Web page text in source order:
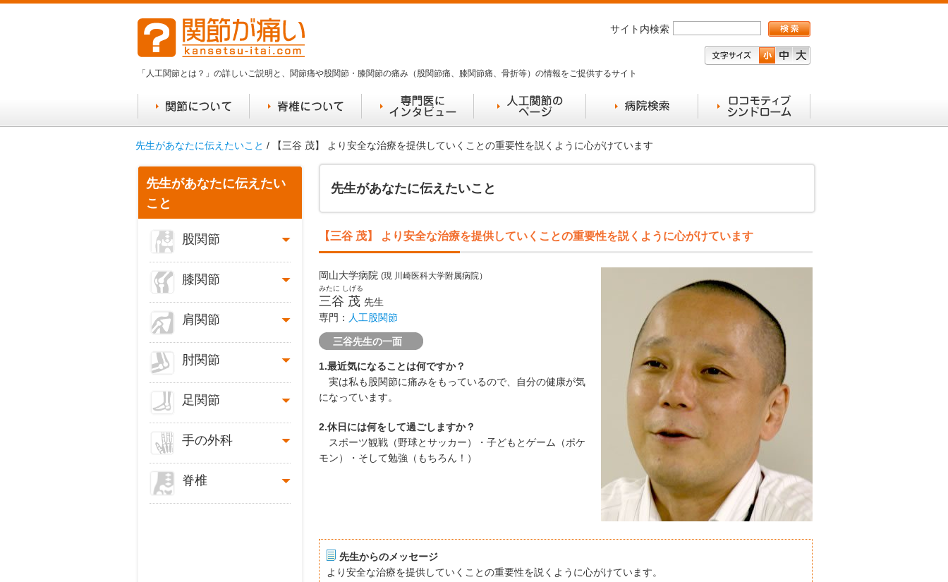
「人工関節とは？」の詳しいご説明と、関節痛や股関節・膝関節の痛み（股関節痛、膝関節痛、骨折等）の情報をご提供するサイト
サイト内検索
先生があなたに伝えたいこと / 【三谷 茂】 より安全な治療を提供していくことの重要性を説くように心がけています
先生があなたに伝えたいこと
【三谷 茂】 より安全な治療を提供していくことの重要性を説くように心がけています
岡山大学病院 (現 川崎医科大学附属病院）
みたに しげる
三谷 茂 先生
専門： 人工股関節
三谷先生の一面
1.最近気になることは何ですか？
実は私も股関節に痛みをもっているので、自分の健康が気
になっています。
2.休日には何をして過ごしますか？
スポーツ観戦（野球とサッカー）・子どもとゲーム（ポケ
モン）・そして勉強（もちろん！）
先生からのメッセージ
より安全な治療を提供していくことの重要性を説くように心がけています。
先生があなたに伝えたい
こと
股関節
膝関節
肩関節
肘関節
足関節
手の外科
脊椎